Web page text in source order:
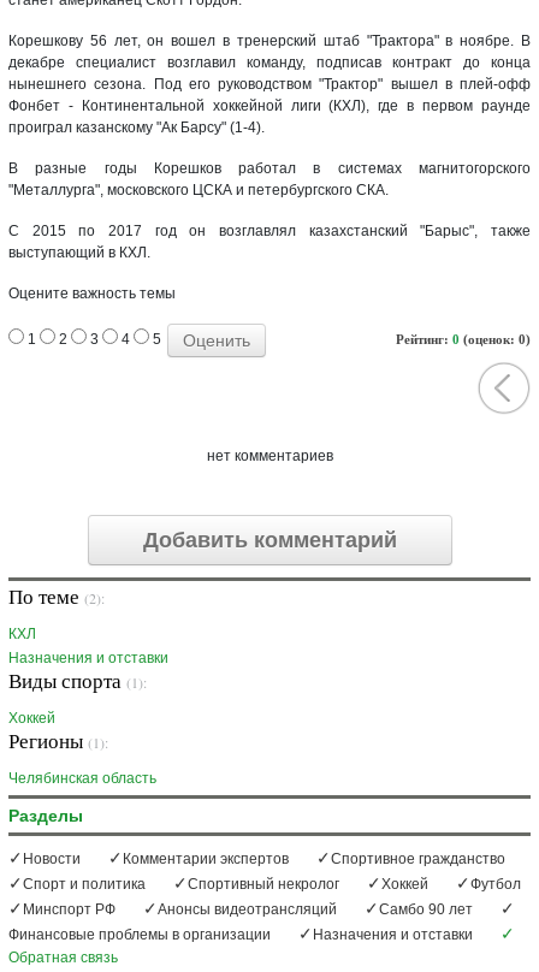
Корешкову 56 лет, он вошел в тренерский штаб "Трактора" в ноябре. В
декабре специалист возглавил команду, подписав контракт до конца
нынешнего сезона. Под его руководством "Трактор" вышел в плей-офф
Фонбет - Континентальной хоккейной лиги (КХЛ), где в первом раунде
проиграл казанскому "Ак Барсу" (1-4).
В разные годы Корешков работал в системах магнитогорского
"Металлурга", московского ЦСКА и петербургского СКА.
С 2015 по 2017 год он возглавлял казахстанский "Барыс", также
выступающий в КХЛ.
Оцените важность темы
Рейтинг: 0 (оценок: 0)
1 2 3 4 5
нет комментариев
Добавить комментарий
По теме (2):
КХЛ
Назначения и отставки
Виды спорта (1):
Хоккей
Регионы (1):
Челябинская область
Разделы
Новости Комментарии экспертов
Спортивное гражданство
Спорт и политика
Спортивный некролог Хоккей
Футбол
Минспорт РФ
Анонсы видеотрансляций
Самбо 90 лет
Финансовые проблемы в организации
Назначения и отставки
Обратная связь